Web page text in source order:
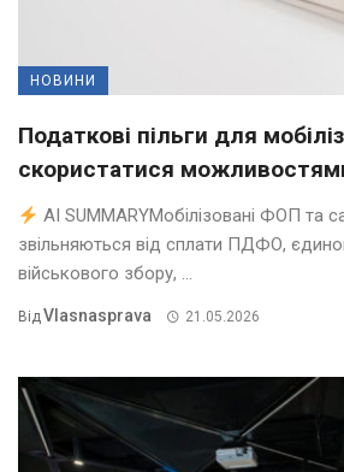
НОВИНИ
Податкові пільги для
скористатися
AI SUMMARYМобілізовані ФОП та
звільняються від сплати ПДФО,
військового збору, ...
ВідVlasnasprava 21.05.2026